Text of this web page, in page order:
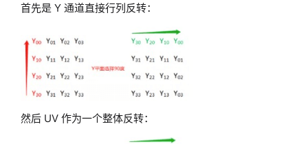
首先是 Y 通道直接行列反转：
然后 UV 作为一个整体反转：